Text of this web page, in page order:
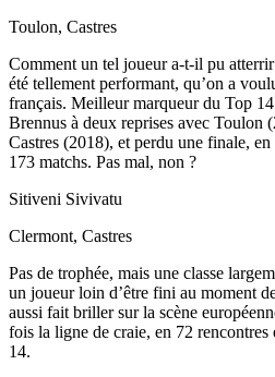
Toulon, Castres
Comment un tel joueur a-t-il pu
été tellement performant, qu’on a
français. Meilleur marqueur du Top
Brennus à deux reprises avec Toulon
Castres (2018), et perdu une finale,
173 matchs. Pas mal, non ?
Sitiveni Sivivatu
Clermont, Castres
Pas de trophée, mais une classe
un joueur loin d’être fini au moment
aussi fait briller sur la scène
fois la ligne de craie, en 72 rencontres
14.